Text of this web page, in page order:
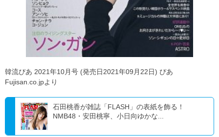
韓流ぴあ 2021年10月号 (発売日2021年09月22日) ぴあ
Fujisan.co.jpより
石田桃香が雑誌「FLASH」の表紙を飾る！
NMB48・安田桃寧、小日向ゆかな...